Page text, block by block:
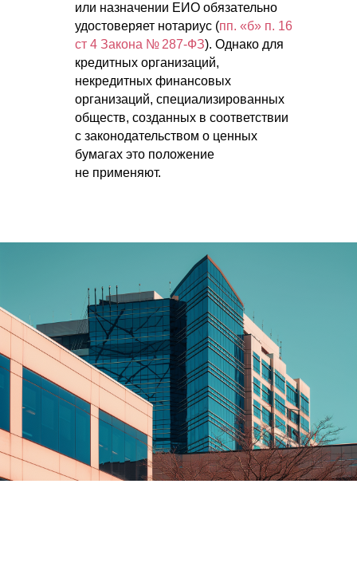
или назначении ЕИО обязательно
удостоверяет нотариус (пп. «б» п. 16
ст 4 Закона № 287-ФЗ). Однако для
кредитных организаций,
некредитных финансовых
организаций, специализированных
обществ, созданных в соответствии
с законодательством о ценных
бумагах это положение
не применяют.